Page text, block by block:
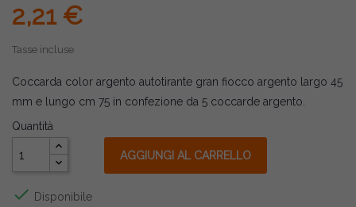
2,21 €
Tasse incluse
Coccarda color argento autotirante gran fiocco argento largo 45
mm e lungo cm 75 in confezione da 5 coccarde argento.
Quantità
AGGIUNGI AL CARRELLO
 Disponibile